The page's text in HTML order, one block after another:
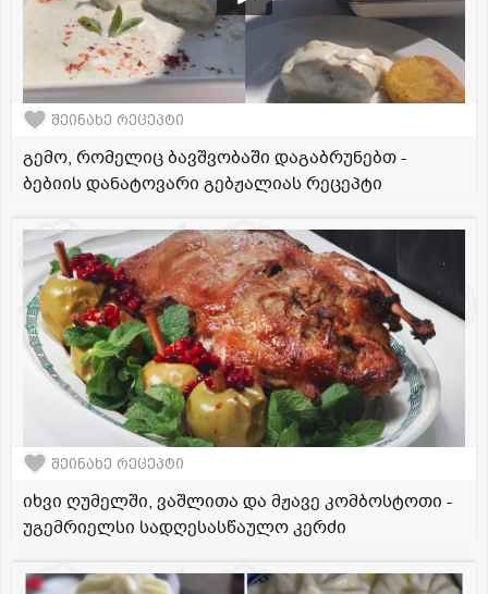
შეინახე რეცეპტი
გემო, რომელიც ბავშვობაში დაგაბრუნებთ -
ბებიის დანატოვარი გებჟალიას რეცეპტი
შეინახე რეცეპტი
იხვი ღუმელში, ვაშლითა და მჟავე კომბოსტოთი -
უგემრიელსი სადღესასწაულო კერძი